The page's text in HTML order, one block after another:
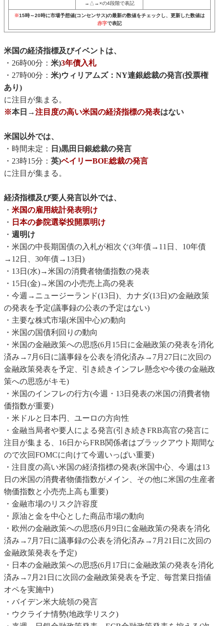
→△→×の4段階で表記
※15時～20時に市場予想値(コンセンサス)の最新の数値をチェックし、更新した数値は
赤字で表記
米国の経済指標及びイベントは、
・26時00分： 米)3年債入札
・27時00分： 米)ウィリアムズ：NY連銀総裁の発言(投票権
あり)
に注目が集まる。
※本日→注目度の高い米国の経済指標の発表はない
米国以外では、
・時間未定：
日)黒田日銀総裁の発言
・23時15分： 英)ベイリーBOE総裁の発言
に注目が集まる。
経済指標及び要人発言以外では、
・ 米国の雇用統計発表明け
・ 日本の参院選挙投開票明け
・ 週明け
・米国の中長期国債の入札が相次ぐ(3年債→11日、10年債
→12日、30年債→13日)
・13日(水)→米国の消費者物価指数の発表
・15日(金)→米国の小売売上高の発表
・今週→ニュージーランド(13日)、カナダ(13日)の金融政策
の発表を予定(議事録の公表の予定はない)
・主要な株式市場(米国中心)の動向
・米国の国債利回りの動向
・米国の金融政策への思惑(6月15日に金融政策の発表を消化
済み→7月6日に議事録を公表を消化済み→7月27日に次回の
金融政策発表を予定、引き続きインフレ懸念や今後の金融政
策への思惑がキモ)
・米国のインフレの行方(今週・13日発表の米国の消費者物
価指数が重要)
・米ドルと日本円、ユーロの方向性
・金融当局者や要人による発言(引き続きFRB高官の発言に
注目が集まる、16日からFRB関係者はブラックアウト期間な
ので次回FOMCに向けて今週いっぱい重要)
・注目度の高い米国の経済指標の発表(米国中心、今週は13
日の米国の消費者物価指数がメイン、その他に米国の生産者
物価指数と小売売上高も重要)
・金融市場のリスク許容度
・原油と金を中心とした商品市場の動向
・欧州の金融政策への思惑(6月9日に金融政策の発表を消化
済み→7月7日に議事録の公表を消化済み→7月21日に次回の
金融政策発表を予定)
・日本の金融政策への思惑(6月17日に金融政策の発表を消化
済み→7月21日に次回の金融政策発表を予定、毎営業日指値
オペを実施中)
・バイデン米大統領の発言
・ウクライナ情勢(地政学リスク)